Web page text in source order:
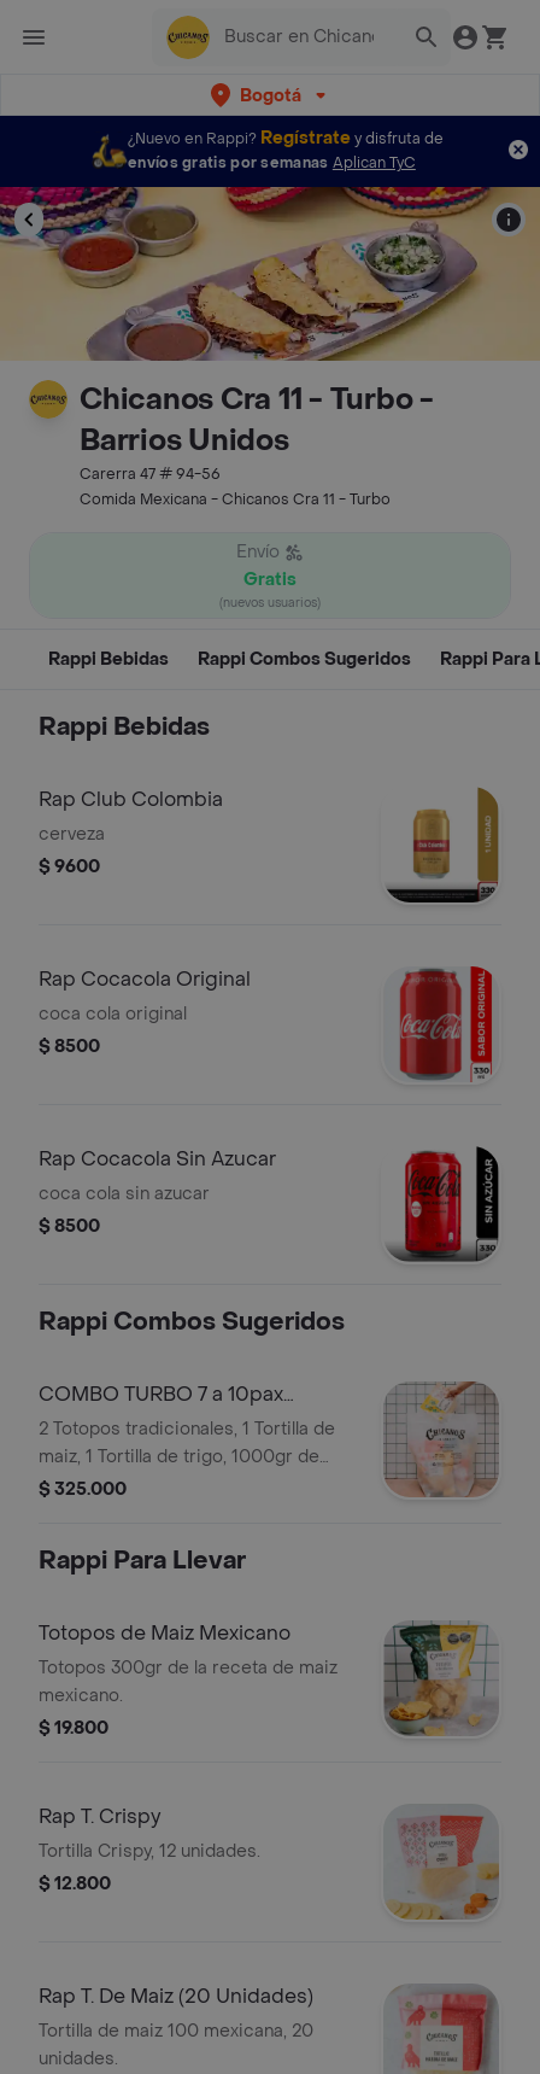
Bogotá
¿Nuevo en Rappi? Regístratey disfruta de
envíos gratis por semanas Aplican TyC
Chicanos Cra 11 - Turbo -
Barrios Unidos
Carerra 47 # 94-56
Comida Mexicana - Chicanos Cra 11 - Turbo
Envío
Gratis
(nuevos usuarios)
Rappi Bebidas Rappi Combos Sugeridos Rappi Para
Rappi Bebidas
Rap Club Colombia
cerveza
$ 9600
Rap Cocacola Original
coca cola original
$ 8500
Rap Cocacola Sin Azucar
coca cola sin azucar
$ 8500
Rappi Combos Sugeridos
COMBO TURBO 7 a 10pax
(predeterminado)
2 Totopos tradicionales, 1 Tortilla de
maiz, 1 Tortilla de trigo, 1000gr de
carne en salsa roja, 1000gr de pollo
rallado, 500 Frijo Refrito, 1 Salsa
Chipitle de 250gr.
$ 325.000
Rappi Para Llevar
Totopos de Maiz Mexicano
Totopos 300gr de la receta de maiz
mexicano.
$ 19.800
Rap T. Crispy
Tortilla Crispy, 12 unidades.
$ 12.800
Rap T. De Maiz (20 Unidades)
Tortilla de maiz 100 mexicana, 20
unidades.